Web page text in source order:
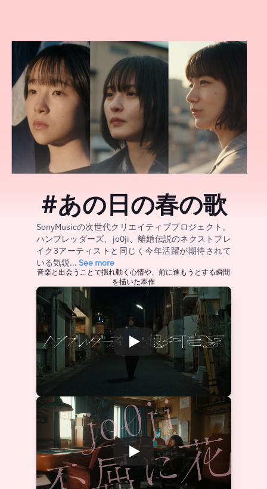
#あの日の春の歌
SonyMusicの次世代クリエイティブプロジェクト。
ハンブレッダーズ、jo0ji、離婚伝説のネクストブレ
イク3アーティストと同じく今年活躍が期待されて
いる気鋭... See more
音楽と出会うことで揺れ動く心情や、前に進もうとする瞬間
を描いた本作